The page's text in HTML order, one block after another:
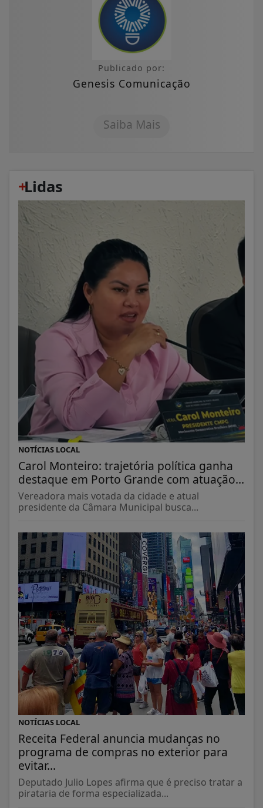
Publicado por:
Genesis Comunicação
Saiba Mais
+
Lidas
NOTÍCIAS LOCAL
Carol Monteiro: trajetória política ganha
destaque em Porto Grande com atuação...
Vereadora mais votada da cidade e atual
presidente da Câmara Municipal busca...
NOTÍCIAS LOCAL
Receita Federal anuncia mudanças no
programa de compras no exterior para
evitar...
Deputado Julio Lopes afirma que é preciso tratar a
pirataria de forma especializada...